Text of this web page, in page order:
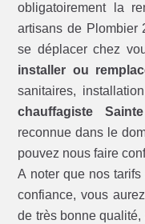
obligatoirement la
artisans de Plombier
se déplacer chez
installer ou
sanitaires,
chauffagiste
reconnue dans le
pouvez nous faire
A noter que nos
confiance, vous
de très bonne